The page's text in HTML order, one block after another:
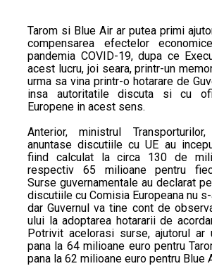
Tarom si Blue Air ar putea primi
compensarea efectelor
pandemia COVID-19, dupa ce
acest lucru, joi seara, printr-un
urma sa vina printr-o hotarare de
insa autoritatile discuta si cu
Europene in acest sens.
Anterior, ministrul
anuntase discutiile cu UE au
fiind calculat la circa 130 de
respectiv 65 milioane pentru
Surse guvernamentale au declarat
discutiile cu Comisia Europeana nu
dar Guvernul va tine cont de
ului la adoptarea hotararii de
Potrivit acelorasi surse, ajutorul
pana la 64 milioane euro pentru
pana la 62 milioane euro pentru Blue